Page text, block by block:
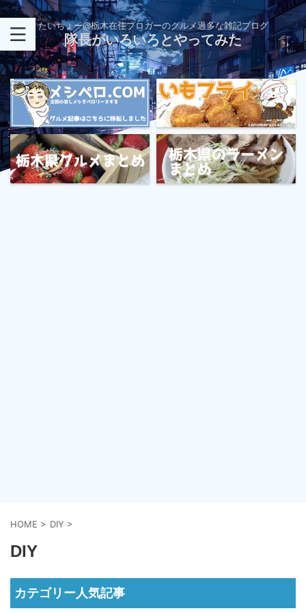
たいちょー@栃木在住ブロガーのグルメ過多な雑記ブログ
隊長がいろいろとやってみた
HOME > DIY >
DIY
カテゴリー人気記事